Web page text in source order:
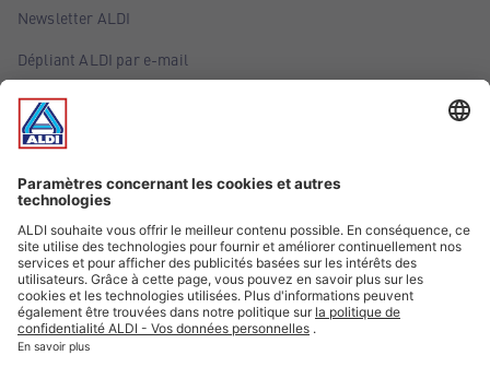
Newsletter ALDI
Dépliant ALDI par e-mail
Offres
Infos essentielles
Suivez ALDI Belgique